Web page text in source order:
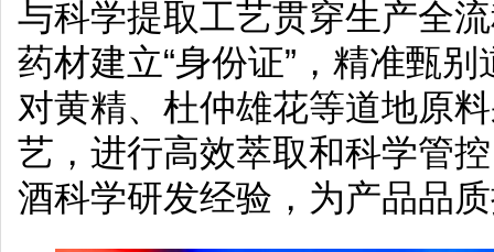
与科学提取工艺贯穿生产全
药材建立“身份证”，精准甄
对黄精、杜仲雄花等道地原
艺，进行高效萃取和科学管
酒科学研发经验，为产品品